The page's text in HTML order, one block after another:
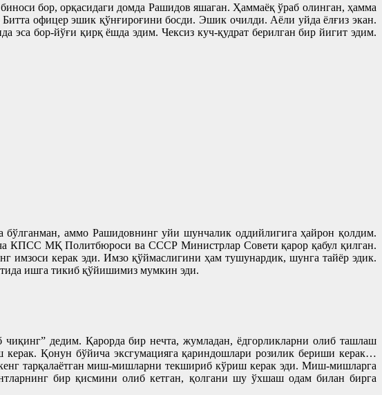
бор, орқасидаги домда Рашидов яшаган. Ҳаммаёқ ўраб олинган, ҳамма
офицер эшик қўнғироғини босди. Эшик очилди. Аёли уйда ёлғиз экан.
бор-йўғи қирқ ёшда эдим. Чексиз куч-қудрат берилган бир йигит эдим.
аммо Рашидовнинг уйи шунчалик оддийлигига ҳайрон қолдим.
КПСС МҚ Политбюроси ва СССР Министрлар Совети қарор қабул қилган.
имзоси керак эди. Имзо қўймаслигини ҳам тушунардик, шунга тайёр эдик.
ишга тикиб қўйишимиз мумкин эди.
дедим. Қарорда бир нечта, жумладан, ёдгорликларни олиб ташлаш
Қонун бўйича эксгумацияга қариндошлари розилик бериши керак…
тарқалаётган миш-мишларни текшириб кўриш керак эди. Миш-мишларга
бир қисмини олиб кетган, қолгани шу ўхшаш одам билан бирга